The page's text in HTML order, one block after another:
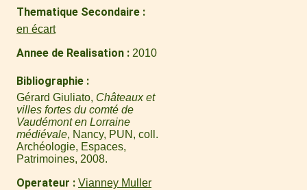
Thematique Secondaire
en écart
Annee de Realisation 2010
Bibliographie
Gérard Giuliato, Châteaux et
villes fortes du comté de
Vaudémont en Lorraine
médiévale, Nancy, PUN, coll.
Archéologie, Espaces,
Patrimoines, 2008.
Operateur Vianney Muller